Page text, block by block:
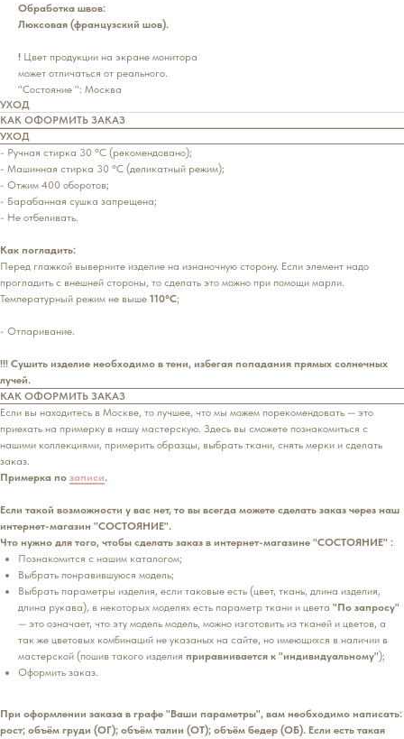
Обработка швов:
Люксовая (французский шов).
! Цвет продукции на экране монитора
может отличаться от реального.
"Состояние ": Москва
УХОД
КАК ОФОРМИТЬ ЗАКАЗ
УХОД
- Ручная стирка 30 °С (рекомендовано);
- Машинная стирка 30 °С (деликатный режим);
- Отжим 400 оборотов;
- Барабанная сушка запрещена;
- Не отбеливать.
Как погладить:
Перед глажкой выверните изделие на изнаночную сторону. Если элемент надо
прогладить с внешней стороны, то сделать это можно при помощи марли.
Температурный режим не выше 110°С;
- Отпаривание.
!!! Сушить изделие необходимо в тени, избегая попадания прямых солнечных
лучей.
КАК ОФОРМИТЬ ЗАКАЗ
Если вы находитесь в Москве, то лучшее, что мы можем порекомендовать — это
приехать на примерку в нашу мастерскую. Здесь вы сможете познакомиться с
нашими коллекциями, примерить образцы, выбрать ткани, снять мерки и сделать
заказ.
Примерка по записи.
Если такой возможности у вас нет, то вы всегда можете сделать заказ через наш
интернет-магазин "СОСТОЯНИЕ".
Что нужно для того, чтобы сделать заказ в интернет-магазине "СОСТОЯНИЕ" :
Познакомится с нашим каталогом;
Выбрать понравившуюся модель;
Выбрать параметры изделия, если таковые есть (цвет, ткань, длина изделия,
длина рукава), в некоторых моделях есть параметр ткани и цвета "По запросу"
— это означает, что эту модель модель, можно изготовить из тканей и цветов, а
так же цветовых комбинаций не указаных на сайте, но имеющихся в наличии в
мастерской (пошив такого изделия приравнивается к "индивидуальному");
Оформить заказ.
При оформлении заказа в графе "Ваши параметры", вам необходимо написать:
рост; объём груди (ОГ); объём талии (ОТ); объём бедер (ОБ). Если есть такая